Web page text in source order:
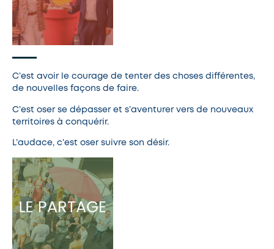
C’est avoir le courage de tenter des choses différentes,
de nouvelles façons de faire.
C’est oser se dépasser et s’aventurer vers de nouveaux
territoires à conquérir.
L’audace, c’est oser suivre son désir.